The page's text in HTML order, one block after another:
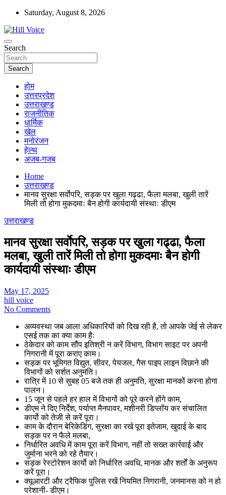
Skip
content
Saturday, August 8, 2026
Hill Voice
न्यूज़ पोर्टल
Search
Search
होम
उत्तरप्रदेश
उत्तराखण्ड
राजनीतिक
धार्मिक
खेल
मनोरंजन
हेल्थ
अजब-गजब
Home
उत्तराखण्ड
मानव सुरक्षा सर्वाेपरि, सड़क पर खुला गढ्ढा, फैला मलबा, खुली तारें
मिली तो होगा मुकदमाः बैन होगी कार्यदायी संस्थाः डीएम
उत्तराखण्ड
मानव सुरक्षा सर्वाेपरि, सड़क पर खुला गढ्ढा, फैला
मलबा, खुली तारें मिली तो होगा मुकदमाः बैन होगी
कार्यदायी संस्थाः डीएम
May 17, 2025
hill voice
No Comments
अव्यवस्था जब आला अधिकारियों को दिख रही है, तो आपके जेई से लेकर
एसई तक का क्या काम हैः
ठेकेदार को काम सौंप इतिश्री न करें विभाग, विभाग साइट पर अपनी
निगरानी में पूरा कराए काम।
सड़क पर भूमिगत विद्युत, सीवर, पेयजल, गैस पाइप लाइन विछाने की
विभागों को सर्शत अनुमति।
रात्रि में 10 से सुबह 05 बजे तक ही अनुमति, सुरक्षा मानकों करना होगा
पालन।
15 जून से पहले हर हाल में विभागों को पूरे करने होंगे काम,
डीएम ने दिए निर्देश, पर्याप्त मैनपावर, मशीनरी डिप्लॉय कर संचालित
कार्याे को तेजी से करें पूरा।
काम के दौरान बेरिकेडिंग, सुरक्षा का रखे पूरा इतेजाम, खुदाई के बाद
सड़क पर न फैले मलबा,
निर्धारित अवधि में काम पूरा करें विभाग, नहीं तो सख्त कार्रवाई और
जुर्माना भरने को रहे तैयार।
सड़क रेस्टोरेशन कार्याे को निर्धारित अवधि, मानक और शर्तों के अनुरूप
करें पूरा।
क्यूआरटी और ट्रैफिक पुलिस रखें नियमित निगरानी, जनमानस को न हो
परेशानी- डीएम।